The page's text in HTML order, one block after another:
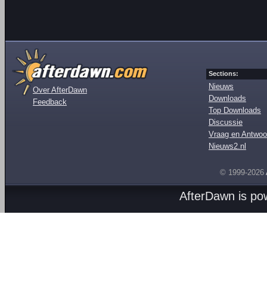
Over AfterDawn
Feedback
Sections:
Nieuws
Downloads
Top Downloads
Discussie
Vraag en
Nieuws2.nl
© 1999-2026
AfterDawn is